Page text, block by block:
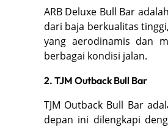
ARB Deluxe Bull Bar
dari baja berkualitas
yang aerodinamis dan
berbagai kondisi jalan.
2. TJM Outback Bull Bar
TJM Outback Bull Bar
depan ini dilengkapi